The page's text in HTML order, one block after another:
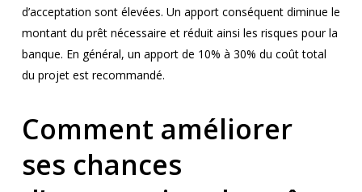
d’acceptation sont élevées. Un apport conséquent diminue le
montant du prêt nécessaire et réduit ainsi les risques pour la
banque. En général, un apport de 10% à 30% du coût total
du projet est recommandé.
Comment améliorer
ses chances